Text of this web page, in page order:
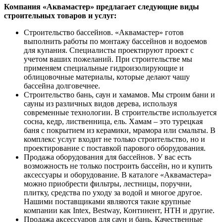
Компания «Аквамастер» предлагает следующие виды
строительных товаров и услуг:
Строительство бассейнов. «Аквамастер» готов
выполнить работы по монтажу бассейнов и водоемов
для купания. Специалисты проектируют проект с
учетом ваших пожеланий. При строительстве мы
применяем специальные гидроизолирующие и
облицовочные материалы, которые делают чашу
бассейна долговечнее.
Строительство бань, саун и хамамов. Мы строим бани и
сауны из различных видов дерева, используя
современные технологии. В строительстве используется
сосна, кедр, лиственница, ель. Хамам – это турецкая
баня с покрытием из керамики, мрамора или смальты. В
комплекс услуг входит не только строительство, но и
проектирование с поставкой парового оборудования.
Продажа оборудования для бассейнов. У вас есть
возможность не только построить бассейн, но и купить
аксессуары и оборудование. В каталоге «Аквамастера»
можно приобрести фильтры, лестницы, поручни,
плитку, средства по уходу за водой и многое другое.
Нашими поставщиками являются такие крупные
компании как Intex, Bestway, Континент, HTH и другие.
Продажа аксессуаров для саун и бань. Качественные